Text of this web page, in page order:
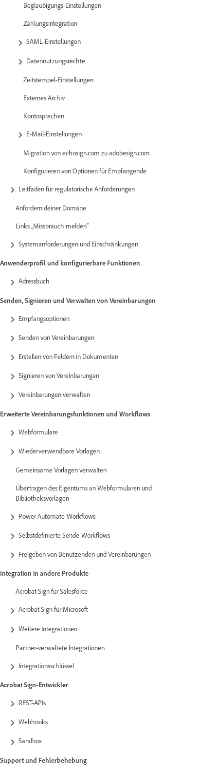
Beglaubigungs-Einstellungen
Zahlungsintegration
SAML-Einstellungen
Datennutzungsrechte
Zeitstempel-Einstellungen
Externes Archiv
Kontosprachen
E-Mail-Einstellungen
Migration von echosign.com zu adobesign.com
Konfigurieren von Optionen für Empfangende
Leitfaden für regulatorische Anforderungen
Anfordern deiner Domäne
Links „Missbrauch melden“
Systemanforderungen und Einschränkungen
Anwenderprofil und konfigurierbare Funktionen
Adressbuch
Senden, Signieren und Verwalten von Vereinbarungen
Empfangsoptionen
Senden von Vereinbarungen
Erstellen von Feldern in Dokumenten
Signieren von Vereinbarungen
Vereinbarungen verwalten
Erweiterte Vereinbarungsfunktionen und Workflows
Webformulare
Wiederverwendbare Vorlagen
Gemeinsame Vorlagen verwalten
Übertragen des Eigentums an Webformularen und
Bibliotheksvorlagen
Power Automate-Workflows
Selbstdefinierte Sende-Workflows
Freigeben von Benutzenden und Vereinbarungen
Integration in andere Produkte
Acrobat Sign für Salesforce
Acrobat Sign für Microsoft
Weitere Integrationen
Partner-verwaltete Integrationen
Integrationsschlüssel
Acrobat Sign-Entwickler
REST-APIs
Webhooks
Sandbox
Support und Fehlerbehebung